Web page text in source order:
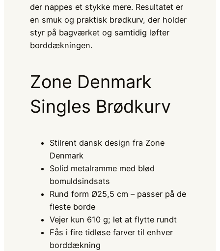
der nappes et stykke mere. Resultatet er
en smuk og praktisk brødkurv, der holder
styr på bagværket og samtidig løfter
borddækningen.
Zone Denmark
Singles Brødkurv
Stilrent dansk design fra Zone
Denmark
Solid metalramme med blød
bomuldsindsats
Rund form Ø25,5 cm – passer på de
fleste borde
Vejer kun 610 g; let at flytte rundt
Fås i fire tidløse farver til enhver
borddækning